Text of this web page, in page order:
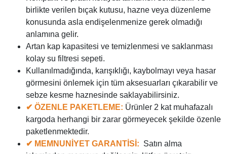
birlikte verilen bıçak kutusu, hazne veya düzenleme
konusunda asla endişelenmenize gerek olmadığı
anlamına gelir.
Artan kap kapasitesi ve temizlenmesi ve saklanması
kolay su filtresi sepeti.
Kullanılmadığında, karışıklığı, kaybolmayı veya hasar
görmesini önlemek için tüm aksesuarları çıkarabilir ve
sebze kesme haznesinde saklayabilirsiniz.
✔ ÖZENLE PAKETLEME: Ürünler 2 kat muhafazalı
kargoda herhangi bir zarar görmeyecek şekilde özenle
paketlenmektedir.
✔ MEMNUNİYET GARANTİSİ: Satın alma